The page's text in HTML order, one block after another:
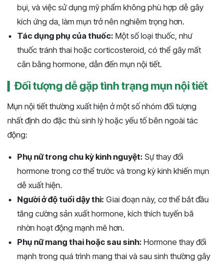
bụi, và việc sử dụng mỹ phẩm không phù hợp dễ gây
kích ứng da, làm mụn trở nên nghiêm trọng hơn.
Tác dụng phụ của thuốc: Một số loại thuốc, như
thuốc tránh thai hoặc corticosteroid, có thể gây mất
cân bằng hormone, dẫn đến mụn nội tiết.
Đối tượng dễ gặp tình trạng mụn nội tiết
Mụn nội tiết thường xuất hiện ở một số nhóm đối tượng
nhất định do đặc thù sinh lý hoặc yếu tố bên ngoài tác
động:
Phụ nữ trong chu kỳ kinh nguyệt: Sự thay đổi
hormone trong cơ thể trước và trong kỳ kinh khiến mụn
dễ xuất hiện.
Người ở độ tuổi dậy thì: Giai đoạn này, cơ thể bắt đầu
tăng cường sản xuất hormone, kích thích tuyến bã
nhờn hoạt động mạnh mẽ hơn.
Phụ nữ mang thai hoặc sau sinh: Hormone thay đổi
mạnh trong quá trình mang thai và sau sinh thường gây